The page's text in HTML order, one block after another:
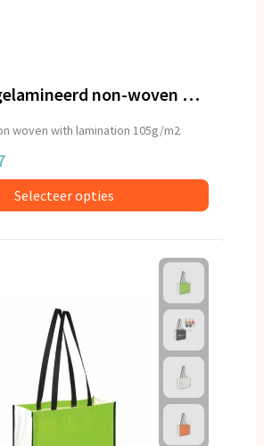
Draagtas gelamineerd non-woven groot 105g/m²
woven with lamination 105g/m2
Selecteer opties